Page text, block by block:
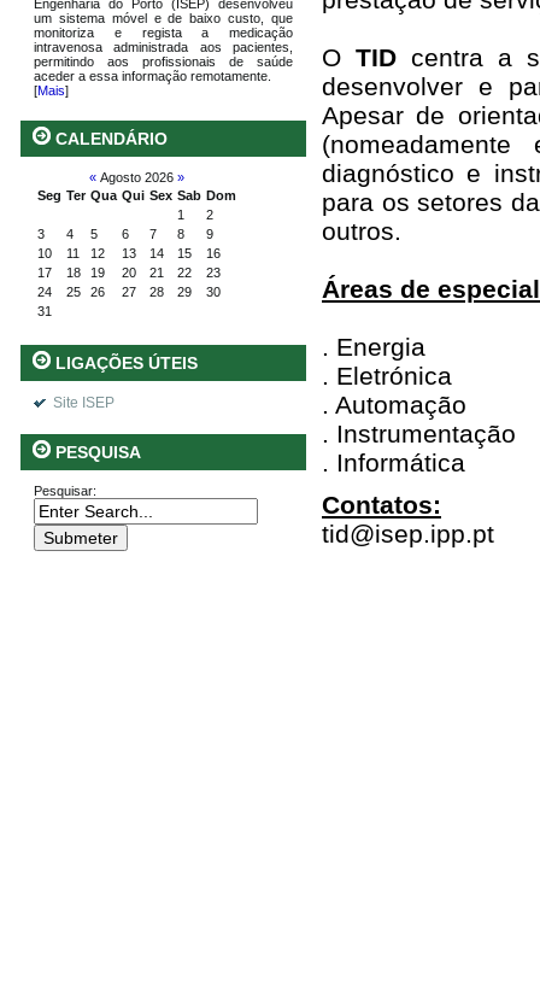
Engenharia do Porto (ISEP) desenvolveu
um sistema móvel e de baixo custo, que
monitoriza e regista a medicação
intravenosa administrada aos pacientes,
permitindo aos profissionais de saúde
aceder a essa informação remotamente.
[Mais]
CALENDÁRIO
« Agosto 2026 »
Seg Ter Qua Qui Sex Sab Dom
1
2
3
4 5 6 7 8
9
10
11 12 13 14 15
16
17
18 19 20 21 22
23
24
25 26 27 28 29
30
31
LIGAÇÕES ÚTEIS
Site ISEP
PESQUISA
Pesquisar:
OTID centra a
desenvolver e
Apesar de
diagnóstico e
para os setores
outros.
Áreas de
. Energia
. Eletrónica
. Automação
. Instrumentação
. Informática
Contatos:
tid@isep.ipp.pt